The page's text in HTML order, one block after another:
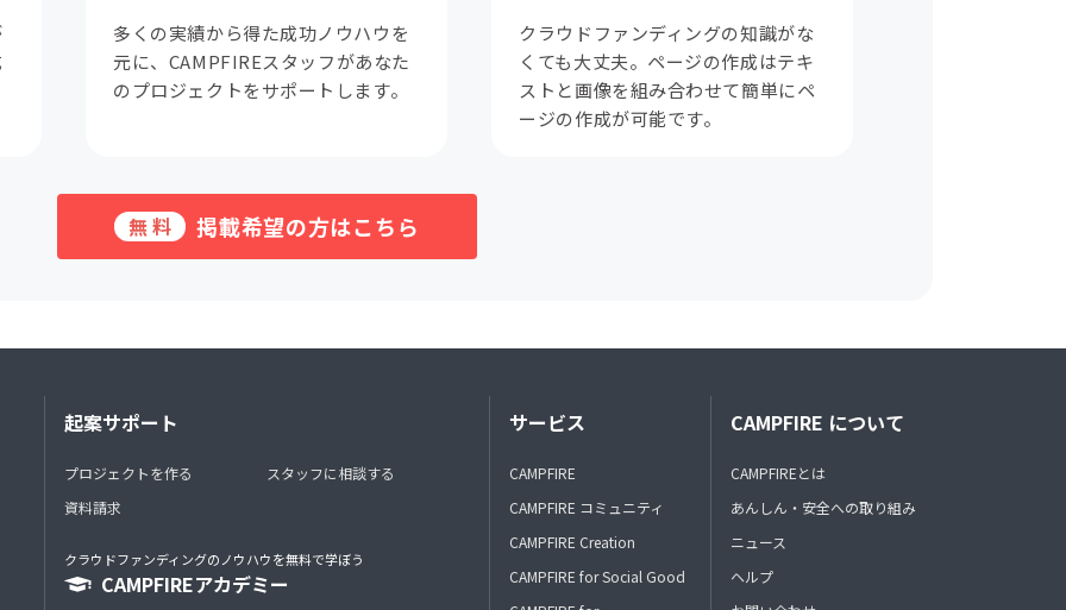
多くの実績から得た成功ノウハウを
元に、CAMPFIREスタッフがあなた
のプロジェクトをサポートします。
クラウドファンディングの知識がな
くても大丈夫。ページの作成はテキ
ストと画像を組み合わせて簡単にペ
ージの作成が可能です。
無料 掲載希望の方はこちら
起案サポート
プロジェクトを作る
資料請求
スタッフに相談する
クラウドファンディングのノウハウを無料で学ぼう
CAMPFIREアカデミー
サービス
CAMPFIRE
CAMPFIRE コミュニティ
CAMPFIRE Creation
CAMPFIRE for Social Good
CAMPFIRE について
CAMPFIREとは
あんしん・安全への取り組み
ニュース
ヘルプ